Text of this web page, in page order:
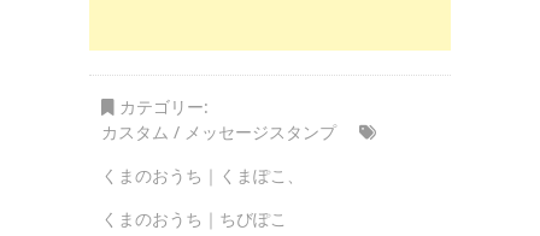
カテゴリー:
カスタム / メッセージスタンプ
くまのおうち｜くまぽこ 、
くまのおうち｜ちびぽこ